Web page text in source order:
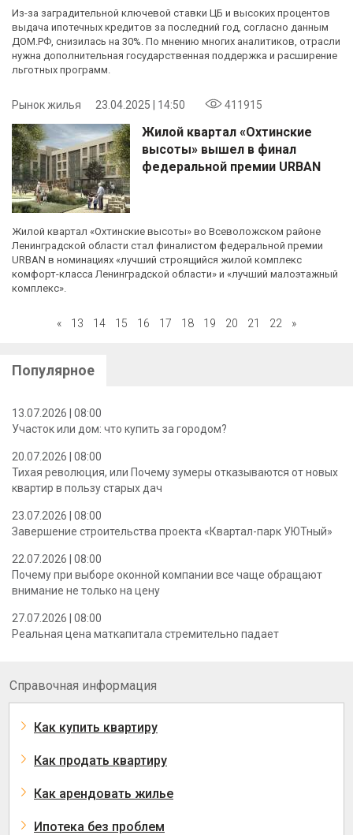
Из-за заградительной ключевой ставки ЦБ и высоких процентов
выдача ипотечных кредитов за последний год, согласно данным
ДОМ.РФ, снизилась на 30%. По мнению многих аналитиков, отрасли
нужна дополнительная государственная поддержка и расширение
льготных программ.
Рынок жилья 23.04.2025 | 14:50 411915
Жилой квартал «Охтинские
высоты» вышел в финал
федеральной премии URBAN
Жилой квартал «Охтинские высоты» во Всеволожском районе
Ленинградской области стал финалистом федеральной премии
URBAN в номинациях «лучший строящийся жилой комплекс
комфорт-класса Ленинградской области» и «лучший малоэтажный
комплекс».
« 13 14 15 16 17 18 19 20 21 22 »
Популярное
13.07.2026 | 08:00
Участок или дом: что купить за городом?
20.07.2026 | 08:00
Тихая революция, или Почему зумеры отказываются от новых
квартир в пользу старых дач
23.07.2026 | 08:00
Завершение строительства проекта «Квартал-парк УЮТный»
22.07.2026 | 08:00
Почему при выборе оконной компании все чаще обращают
внимание не только на цену
27.07.2026 | 08:00
Реальная цена маткапитала стремительно падает
Справочная информация
Как купить квартиру
Как продать квартиру
Как арендовать жилье
Ипотека без проблем